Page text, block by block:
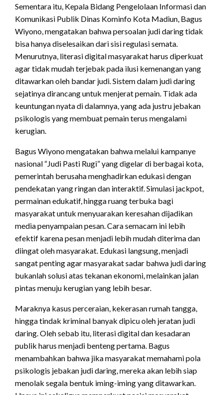
Sementara itu, Kepala Bidang Pengelolaan Informasi dan
Komunikasi Publik Dinas Kominfo Kota Madiun, Bagus
Wiyono, mengatakan bahwa persoalan judi daring tidak
bisa hanya diselesaikan dari sisi regulasi semata.
Menurutnya, literasi digital masyarakat harus diperkuat
agar tidak mudah terjebak pada ilusi kemenangan yang
ditawarkan oleh bandar judi. Sistem dalam judi daring
sejatinya dirancang untuk menjerat pemain. Tidak ada
keuntungan nyata di dalamnya, yang ada justru jebakan
psikologis yang membuat pemain terus mengalami
kerugian.
Bagus Wiyono mengatakan bahwa melalui kampanye
nasional “Judi Pasti Rugi” yang digelar di berbagai kota,
pemerintah berusaha menghadirkan edukasi dengan
pendekatan yang ringan dan interaktif. Simulasi jackpot,
permainan edukatif, hingga ruang terbuka bagi
masyarakat untuk menyuarakan keresahan dijadikan
media penyampaian pesan. Cara semacam ini lebih
efektif karena pesan menjadi lebih mudah diterima dan
diingat oleh masyarakat. Edukasi langsung, menjadi
sangat penting agar masyarakat sadar bahwa judi daring
bukanlah solusi atas tekanan ekonomi, melainkan jalan
pintas menuju kerugian yang lebih besar.
Maraknya kasus perceraian, kekerasan rumah tangga,
hingga tindak kriminal banyak dipicu oleh jeratan judi
daring. Oleh sebab itu, literasi digital dan kesadaran
publik harus menjadi benteng pertama. Bagus
menambahkan bahwa jika masyarakat memahami pola
psikologis jebakan judi daring, mereka akan lebih siap
menolak segala bentuk iming-iming yang ditawarkan.